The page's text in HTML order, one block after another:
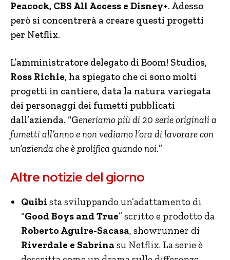
Peacock, CBS All Access e Disney+. Adesso
però si concentrerà a creare questi progetti
per Netflix.
L’amministratore delegato di Boom! Studios,
Ross Richie, ha spiegato che ci sono molti
progetti in cantiere, data la natura variegata
dei personaggi dei fumetti pubblicati
dall’azienda. “Generiamo più di 20 serie originali a
fumetti all’anno e non vediamo l’ora di lavorare con
un’azienda che è prolifica quando noi.”
Altre notizie del giorno
Quibi sta sviluppando un’adattamento di
“Good Boys and True” scritto e prodotto da
Roberto Aguire-Sacasa, showrunner di
Riverdale e Sabrina su Netflix. La serie è